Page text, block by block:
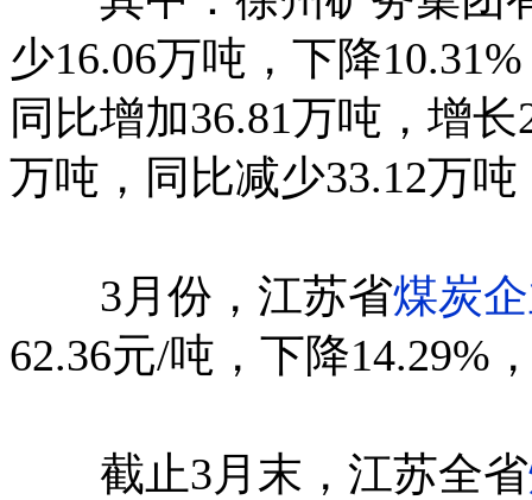
少16.06万吨，下降
同比增加36.81万吨，增
万吨，同比减少33.12万吨
3月份，江苏省煤炭
62.36元/吨，下降14.29%
截止3月末，江苏全省